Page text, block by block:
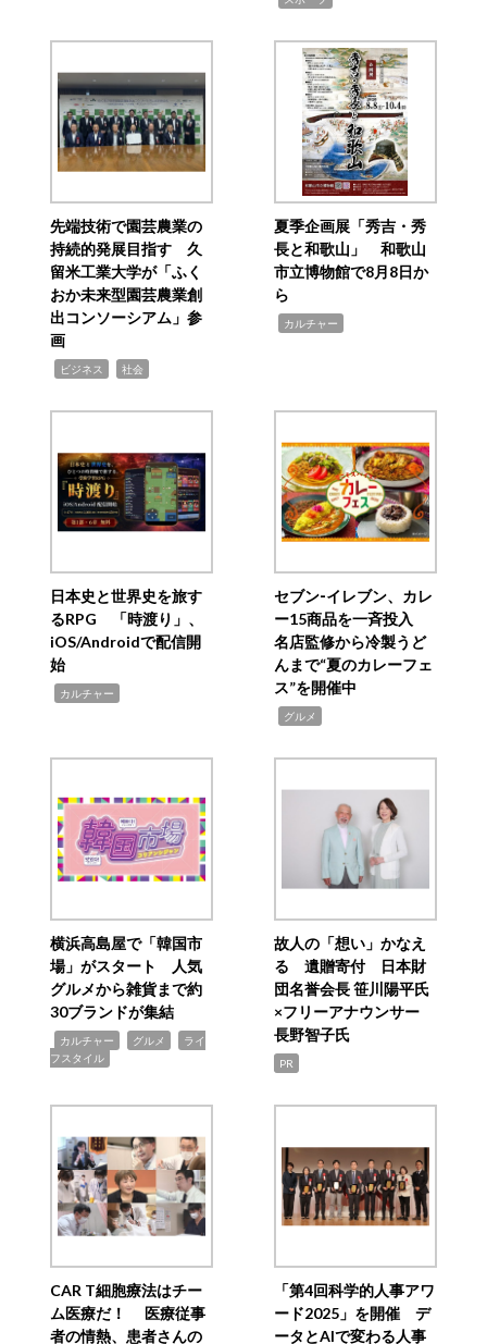
先端技術で園芸農業の
持続的発展目指す 久
留米工業大学が「ふく
おか未来型園芸農業創
出コンソーシアム」参
画
ビジネス 社会
夏季企画展「秀吉・秀
長と和歌山」 和歌山
市立博物館で8月8日か
ら
カルチャー
日本史と世界史を旅す
るRPG 「時渡り」、
iOS/Androidで配信開
始
カルチャー
セブン‐イレブン、カレ
ー15商品を一斉投入
名店監修から冷製うど
んまで“夏のカレーフェ
ス”を開催中
グルメ
横浜高島屋で「韓国市
場」がスタート 人気
グルメから雑貨まで約
30ブランドが集結
カルチャー グルメ
ライ
フスタイル
故人の「想い」かなえ
る 遺贈寄付 日本財
団名誉会長 笹川陽平氏
×フリーアナウンサー
長野智子氏
PR
CAR T細胞療法はチー
ム医療だ！ 医療従事
者の情熱、患者さんの
「第4回科学的人事アワ
ード2025」を開催 デ
ータとAIで変わる人事